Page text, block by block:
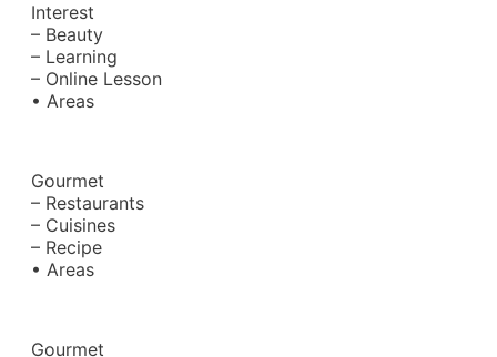
Interest
– Beauty
– Learning
– Online Lesson
• Areas
Gourmet
– Restaurants
– Cuisines
– Recipe
• Areas
Gourmet